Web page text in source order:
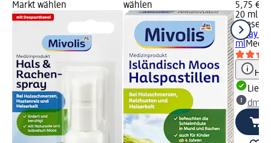
Markt wählen
wählen
5,75 €
20 ml
tetesept
Spray
ml
dm